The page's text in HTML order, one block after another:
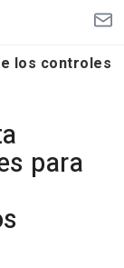
los
para